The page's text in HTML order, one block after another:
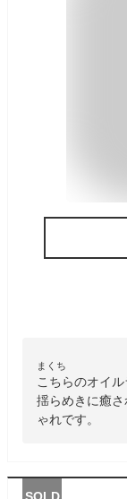
まくち
こちらのオイ
揺らめきに癒
ゃれです。